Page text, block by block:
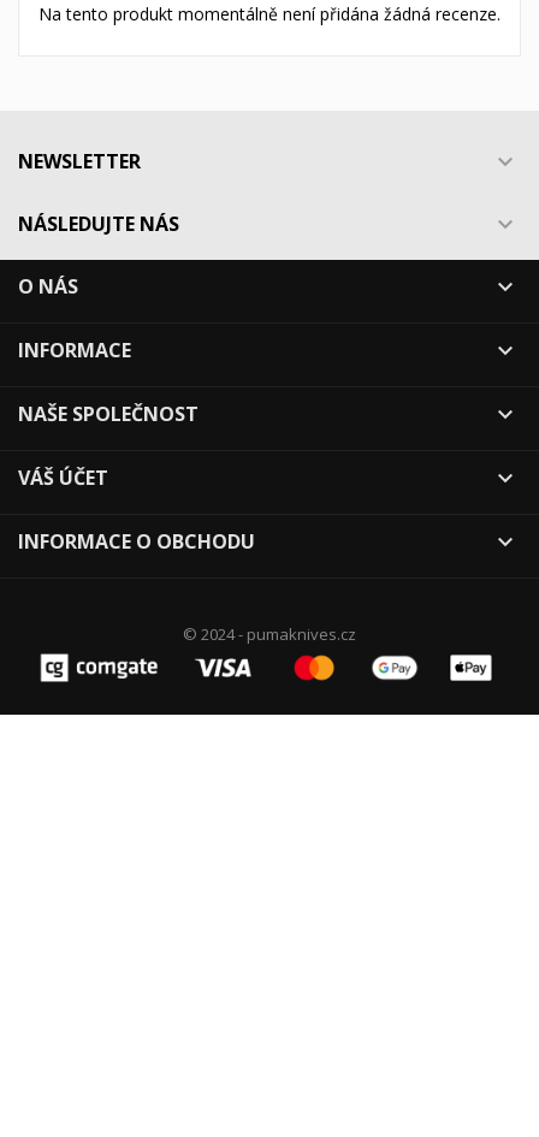
Na tento produkt momentálně není přidána žádná recenze.
NEWSLETTER 
NÁSLEDUJTE NÁS 
O NÁS 
INFORMACE 
NAŠE SPOLEČNOST 
VÁŠ ÚČET 
INFORMACE O OBCHODU 
© 2024 - pumaknives.cz